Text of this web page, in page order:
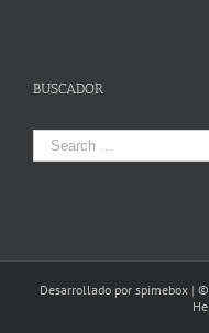
BUSCADOR
Search
for:
Desarrollado por spimebox| ©